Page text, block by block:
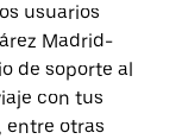
usuarios
Madrid-
de soporte al
con tus
entre otras